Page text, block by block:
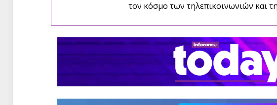
τον κόσμο των τηλεπικοινωνιών και